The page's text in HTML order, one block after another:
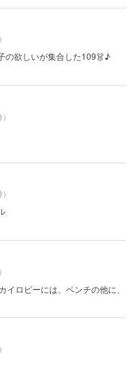
の欲しいが集合した109👗♪
ロビーには、ベンチの他に、